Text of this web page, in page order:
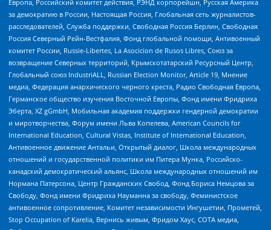
Европа, Российский комитет действия, РЭНД корпорейшн, Русская Америка
за демократию в России, Настоящая Россия, Глобальная сеть журналистов-
расследователей, Служба поддержки, Свободная Россия Берлин, Свободная
Россия Северный Рейн-Вестфалия, Фонд глобальной помощи, Антивоенный
комитет России, Russie-Libertes, La Asocicion de Rusos Libres, Союз за
возвращение Северных территорий, Крымскотатарский Ресурсный Центр,
Глобальный союз IndustriALL, Russian Election Monitor, Article 19, Мнение
медиа, Федерация анархического черного креста, Радио Свободная Европа,
Германское общество изучения Восточной Европы, Фонд имени Фридриха
Эберта, XZ gGmbH, Мобильная академия поддержки гендерной демократии
и миротворчества, Форум имени Льва Копелева, American Councils for
International Education, Cultural Vistas, Institute of International Education,
Антивоенное движение Антальи, Открытый диалог, Школа международных
отношений и государственной политики им Питера Мунка, Российско-
канадский демократический альянс, Школа международных отношений им
Нормана Патерсона, Центр Гражданских Свобод, Фонд Бориса Немцова за
Свободу, Фонд имени Фридриха Науманна за свободу, Феминистское
антивоенное сопротивление, Комитет независимости Ингушетии, Прометей,
Stop Occupation of Karelia, Вернись живым, Фридом Хаус, СОТА медиа,